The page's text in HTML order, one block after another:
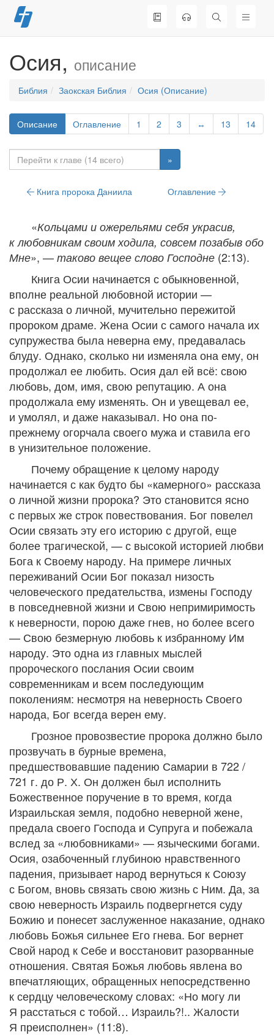
Перейти
к
Осия, описание
Библия Заокская Библия Осия (Описание)
Описание Оглавление 1 2 3 ↔ 13 14
»
Книга пророка Даниила Оглавление
«Кольцами и ожерельями себя украсив,
к любовникам своим ходила, совсем позабыв обо
Мне», — таково вещее слово Господне (2:13).
Книга Осии начинается с обыкновенной,
вполне реальной любовной истории —
с рассказа о личной, мучительно пережитой
пророком драме. Жена Осии с самого начала их
супружества была неверна ему, предавалась
блуду. Однако, сколько ни изменяла она ему, он
продолжал ее любить. Осия дал ей всё: свою
любовь, дом, имя, свою репутацию. А она
продолжала ему изменять. Он и увещевал ее,
и умолял, и даже наказывал. Но она по-
прежнему огорчала своего мужа и ставила его
в унизительное положение.
Почему обращение к целому народу
начинается с как будто бы «камерного» рассказа
о личной жизни пророка? Это становится ясно
с первых же строк повествования. Бог повелел
Осии связать эту его историю с другой, еще
более трагической, — с высокой историей любви
Бога к Своему народу. На примере личных
переживаний Осии Бог показал низость
человеческого предательства, измены Господу
в повседневной жизни и Свою непримиримость
к неверности, порою даже гнев, но более всего
— Свою безмерную любовь к избранному Им
народу. Это одна из главных мыслей
пророческого послания Осии своим
современникам и всем последующим
поколениям: несмотря на неверность Своего
народа, Бог всегда верен ему.
Грозное провозвестие пророка должно было
прозвучать в бурные времена,
предшествовавшие падению Самарии в 722 /
721 г. до Р. Х. Он должен был исполнить
Божественное поручение в то время, когда
Израильская земля, подобно неверной жене,
предала своего Господа и Супруга и побежала
вслед за «любовниками» — языческими богами.
Осия, озабоченный глубиною нравственного
падения, призывает народ вернуться к Союзу
с Богом, вновь связать свою жизнь с Ним. Да, за
свою неверность Израиль подвергнется суду
Божию и понесет заслуженное наказание, однако
любовь Божья сильнее Его гнева. Бог вернет
Свой народ к Себе и восстановит разорванные
отношения. Святая Божья любовь явлена во
впечатляющих, обращенных непосредственно
к сердцу человеческому словах: «Но могу ли
Я расстаться с тобой… Израиль?!.. Жалости
Я преисполнен» (11:8).